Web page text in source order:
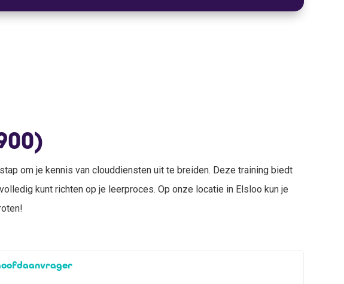
om je kennis van clouddiensten uit te breiden. Deze training biedt
kunt richten op je leerproces. Op onze locatie in Elsloo kun je